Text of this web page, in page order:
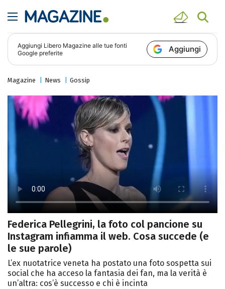
Aggiungi Libero Magazine alle tue fonti
Google preferite
Aggiungi
Magazine News Gossip
Federica Pellegrini, la foto col pancione su
Instagram infiamma il web. Cosa succede (e
le sue parole)
L’ex nuotatrice veneta ha postato una foto sospetta sui
social che ha acceso la fantasia dei fan, ma la verità è
un’altra: cos’è successo e chi è incinta